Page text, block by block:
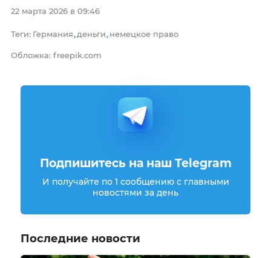
22 марта 2026 в 09:46
Теги: Германия, деньги, немецкое право
Обложка: freepik.com
Подпишитесь на наш Telegram
И получайте по 1 сообщению с главными
новостями за день
Последние новости